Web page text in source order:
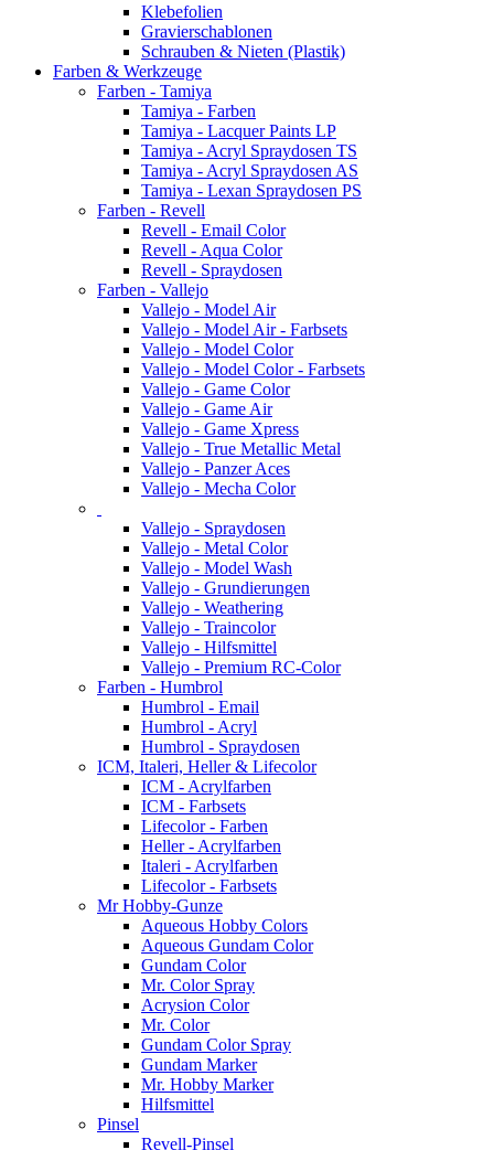
Klebefolien
Gravierschablonen
Schrauben & Nieten (Plastik)
Farben & Werkzeuge
Farben - Tamiya
Tamiya - Farben
Tamiya - Lacquer Paints LP
Tamiya - Acryl Spraydosen TS
Tamiya - Acryl Spraydosen AS
Tamiya - Lexan Spraydosen PS
Farben - Revell
Revell - Email Color
Revell - Aqua Color
Revell - Spraydosen
Farben - Vallejo
Vallejo - Model Air
Vallejo - Model Air - Farbsets
Vallejo - Model Color
Vallejo - Model Color - Farbsets
Vallejo - Game Color
Vallejo - Game Air
Vallejo - Game Xpress
Vallejo - True Metallic Metal
Vallejo - Panzer Aces
Vallejo - Mecha Color
Vallejo - Spraydosen
Vallejo - Metal Color
Vallejo - Model Wash
Vallejo - Grundierungen
Vallejo - Weathering
Vallejo - Traincolor
Vallejo - Hilfsmittel
Vallejo - Premium RC-Color
Farben - Humbrol
Humbrol - Email
Humbrol - Acryl
Humbrol - Spraydosen
ICM, Italeri, Heller & Lifecolor
ICM - Acrylfarben
ICM - Farbsets
Lifecolor - Farben
Heller - Acrylfarben
Italeri - Acrylfarben
Lifecolor - Farbsets
Mr Hobby-Gunze
Aqueous Hobby Colors
Aqueous Gundam Color
Gundam Color
Mr. Color Spray
Acrysion Color
Mr. Color
Gundam Color Spray
Gundam Marker
Mr. Hobby Marker
Hilfsmittel
Pinsel
Revell-Pinsel